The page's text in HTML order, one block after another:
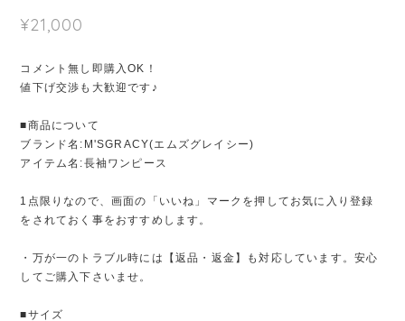
¥21,000
コメント無し即購入OK！
値下げ交渉も大歓迎です♪
■商品について
ブランド名:M'SGRACY(エムズグレイシー)
アイテム名:長袖ワンピース
1点限りなので、画面の「いいね」マークを押してお気に入り登録
をされておく事をおすすめします。
・万が一のトラブル時には【返品・返金】も対応しています。安心
してご購入下さいませ。
■サイズ